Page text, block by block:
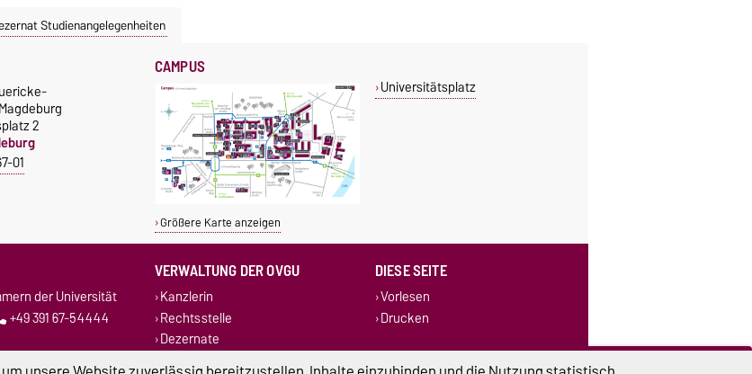
Studienangelegenheiten
2
01
CAMPUS
Größere Karte anzeigen
Universitätsplatz
der Universität
+49 391 67-54444
VERWALTUNG DER OVGU
Kanzlerin
Rechtsstelle
Dezernate
DIESE SEITE
Vorlesen
Drucken